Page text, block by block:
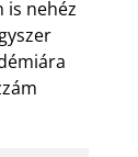
is nehéz